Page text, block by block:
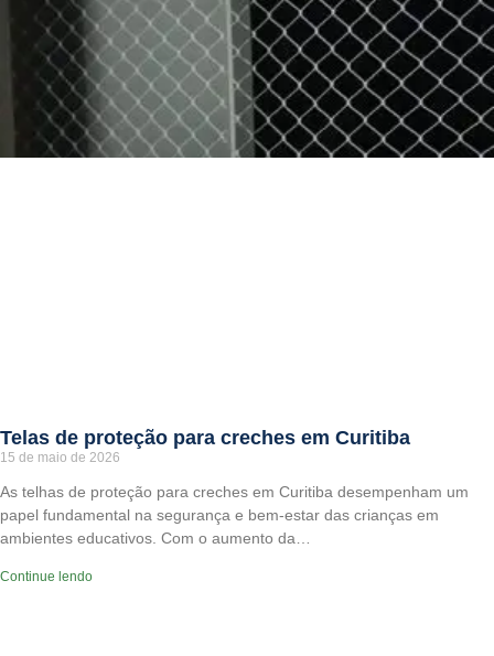
Telas de proteção para creches em Curitiba
15 de maio de 2026
As telhas de proteção para creches em Curitiba desempenham um
papel fundamental na segurança e bem-estar das crianças em
ambientes educativos. Com o aumento da…
Continue lendo